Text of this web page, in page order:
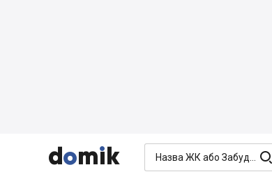


 